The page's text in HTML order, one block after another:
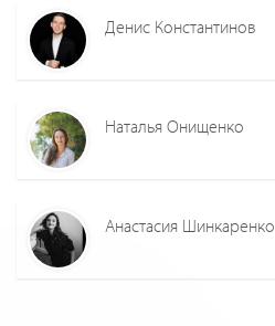
Денис Константинов
Наталья Онищенко
Анастасия Шинкаренко